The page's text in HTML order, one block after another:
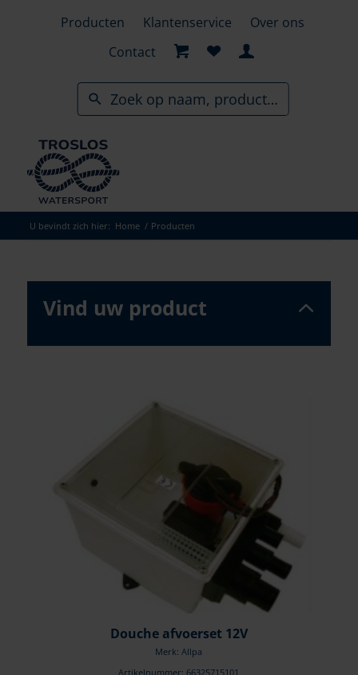
Producten Klantenservice
Over ons
Contact
U bevindt zich hier: Home / Producten
Douche afvoerset 12V
Merk: Allpa
Artikelnummer: 66325715101
Vind uw product